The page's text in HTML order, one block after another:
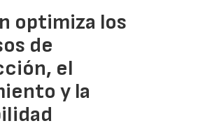
optimiza los
de
el
y la